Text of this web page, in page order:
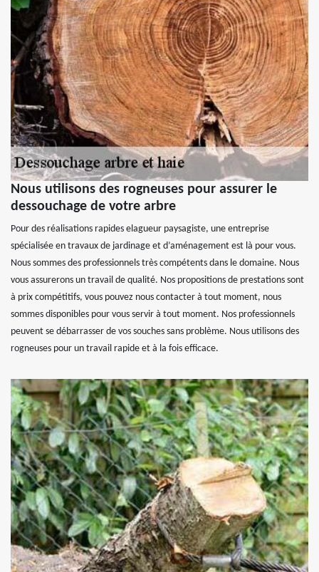
Nous utilisons des rogneuses pour assurer le
dessouchage de votre arbre
Pour des réalisations rapides elagueur paysagiste, une entreprise
spécialisée en travaux de jardinage et d’aménagement est là pour vous.
Nous sommes des professionnels très compétents dans le domaine. Nous
vous assurerons un travail de qualité. Nos propositions de prestations sont
à prix compétitifs, vous pouvez nous contacter à tout moment, nous
sommes disponibles pour vous servir à tout moment. Nos professionnels
peuvent se débarrasser de vos souches sans problème. Nous utilisons des
rogneuses pour un travail rapide et à la fois efficace.